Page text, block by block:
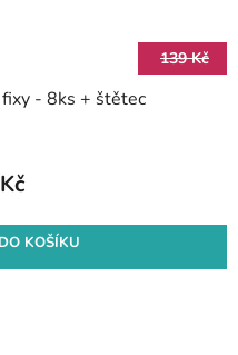
139 Kč
- 8ks + štětec
DO KOŠÍKU